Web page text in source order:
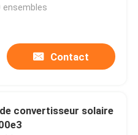
ensembles
Contact
convertisseur solaire